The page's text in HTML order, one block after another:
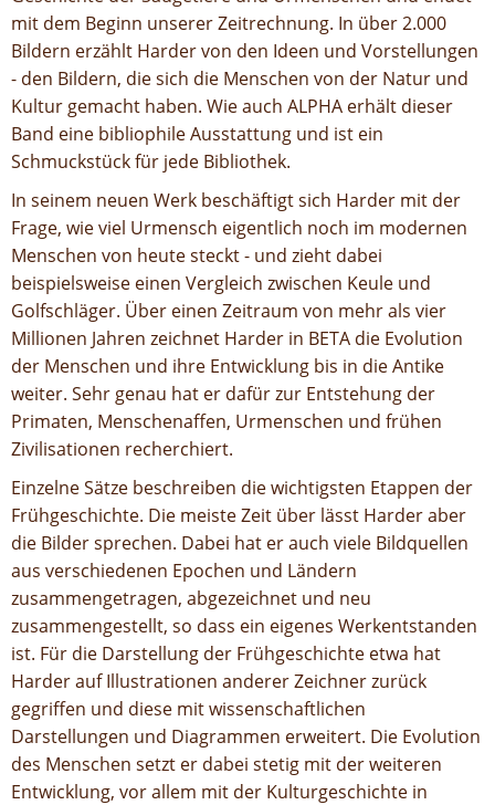
mit dem Beginn unserer Zeitrechnung. In über 2.000
Bildern erzählt Harder von den Ideen und Vorstellungen
- den Bildern, die sich die Menschen von der Natur und
Kultur gemacht haben. Wie auch ALPHA erhält dieser
Band eine bibliophile Ausstattung und ist ein
Schmuckstück für jede Bibliothek.
In seinem neuen Werk beschäftigt sich Harder mit der
Frage, wie viel Urmensch eigentlich noch im modernen
Menschen von heute steckt - und zieht dabei
beispielsweise einen Vergleich zwischen Keule und
Golfschläger. Über einen Zeitraum von mehr als vier
Millionen Jahren zeichnet Harder in BETA die Evolution
der Menschen und ihre Entwicklung bis in die Antike
weiter. Sehr genau hat er dafür zur Entstehung der
Primaten, Menschenaffen, Urmenschen und frühen
Zivilisationen recherchiert.
Einzelne Sätze beschreiben die wichtigsten Etappen der
Frühgeschichte. Die meiste Zeit über lässt Harder aber
die Bilder sprechen. Dabei hat er auch viele Bildquellen
aus verschiedenen Epochen und Ländern
zusammengetragen, abgezeichnet und neu
zusammengestellt, so dass ein eigenes Werkentstanden
ist. Für die Darstellung der Frühgeschichte etwa hat
Harder auf Illustrationen anderer Zeichner zurück
gegriffen und diese mit wissenschaftlichen
Darstellungen und Diagrammen erweitert. Die Evolution
des Menschen setzt er dabei stetig mit der weiteren
Entwicklung, vor allem mit der Kulturgeschichte in